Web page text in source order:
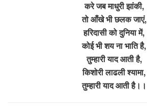
करे जब माधुरी झांकी,
तो आँखे भी छलक जाएं,
हरिदासी को दुनिया में,
कोई भी शय ना भाति है,
तुम्हारी याद आती है,
किशोरी लाढली श्यामा,
तुम्हारी याद आती है।।